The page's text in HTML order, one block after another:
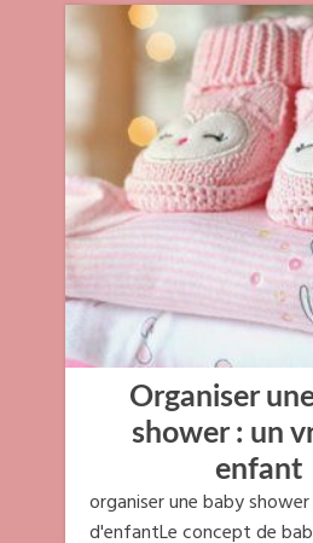
Organiser
shower : un
enfant
organiser une baby shower
d'enfantLe concept de